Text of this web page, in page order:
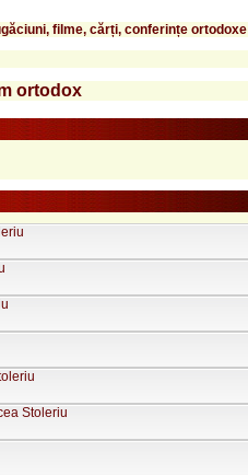
filme, cărți, conferințe ortodoxe
ortodox
Stoleriu